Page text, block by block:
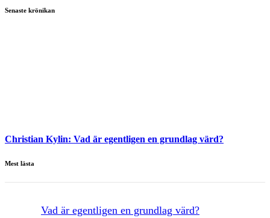
Senaste krönikan
Christian Kylin: Vad är egentligen en grundlag värd?
Mest lästa
Vad är egentligen en grundlag värd?